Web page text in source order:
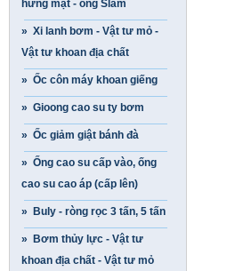
hứng mạt - ông Slam
» Xi lanh bơm - Vật tư mỏ -
Vật tư khoan địa chất
» Ốc côn máy khoan giếng
» Gioong cao su ty bơm
» Ốc giảm giật bánh đà
» Ống cao su cấp vào, ống
cao su cao áp (cấp lên)
» Buly - ròng rọc 3 tấn, 5 tấn
» Bơm thủy lực - Vật tư
khoan địa chất - Vật tư mỏ